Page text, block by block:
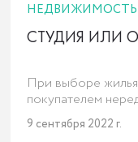
НЕДВИЖИМОСТЬ
СТУДИЯ ИЛИ
При выборе
покупателем
однокомнатную
9 сентября 2022 г.